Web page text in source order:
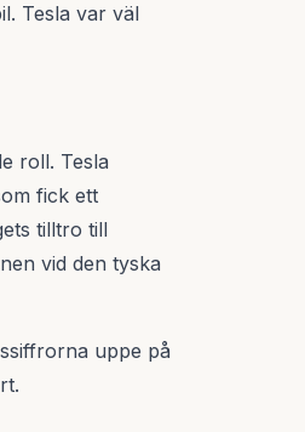
Tesla var väl
roll. Tesla
fick ett
tilltro till
vid den tyska
uppe på